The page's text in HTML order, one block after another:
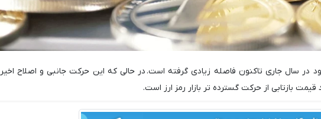
در سال جاری تاکنون فاصله زیادی گرفته است. در حالی که این حرکت جانبی و اصلاح
بازتابی از حرکت گسترده تر بازار رمز ارز است.